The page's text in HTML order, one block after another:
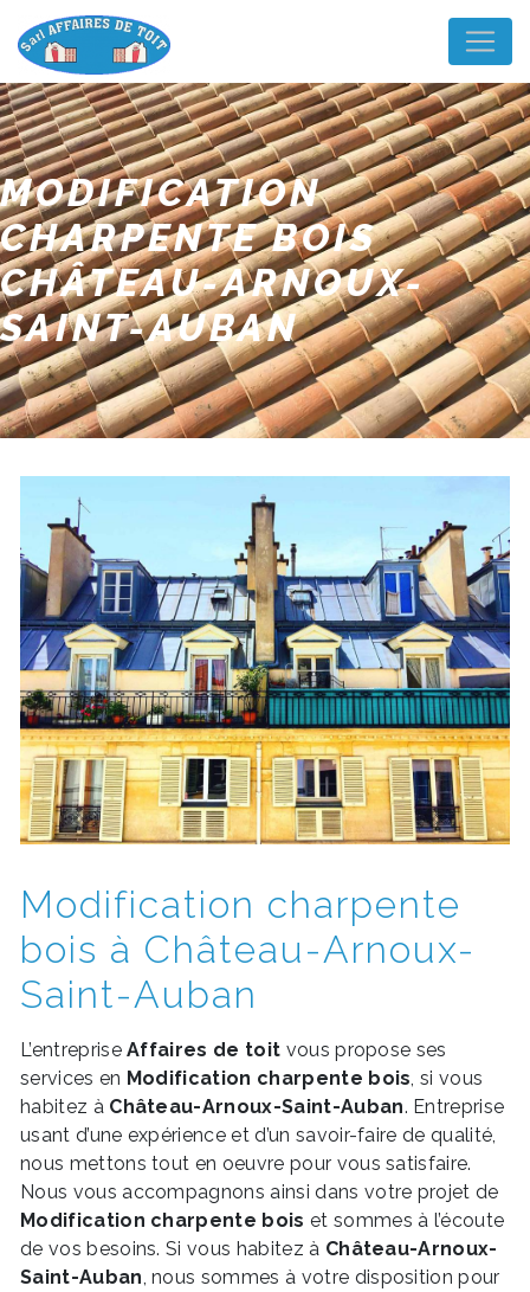
Panneau de gestion des cookies
MODIFICATION
CHARPENTE BOIS
CHÂTEAU-ARNOUX-
SAINT-AUBAN
Modification charpente
bois à Château-Arnoux-
Saint-Auban
L’entrepriseAffaires de toit vous propose ses
services en Modification charpente bois , si vous
habitez à Château-Arnoux-Saint-Auban. Entreprise
usant d’une expérience et d’un savoir-faire de qualité,
nous mettons tout en oeuvre pour vous satisfaire.
Nous vous accompagnons ainsi dans votre projet de
Modification charpente bois et sommes à l’écoute
de vos besoins. Si vous habitez à Château-Arnoux-
Saint-Auban , nous sommes à votre disposition pour